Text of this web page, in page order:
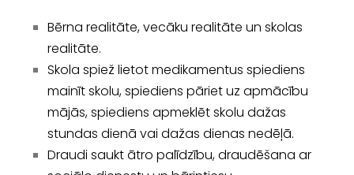
Bērna realitāte, vecāku realitāte un skolas
realitāte.
Skola spiež lietot medikamentus spiediens
mainīt skolu, spiediens pāriet uz apmācību
mājās, spiediens apmeklēt skolu dažas
stundas dienā vai dažas dienas nedēļā.
Draudi saukt ātro palīdzību, draudēšana ar